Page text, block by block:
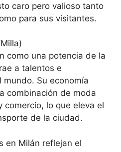
caro pero valioso tanto
para sus visitantes.
como una potencia de la
a talentos e
Su economía
combinación de moda
comercio, lo que eleva el
de la ciudad.
en Milán reflejan el